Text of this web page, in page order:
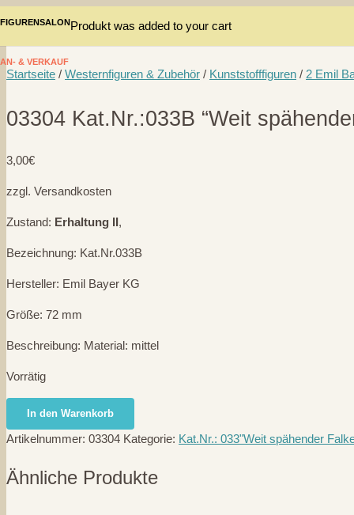
FIGURENSALON
AN- & VERKAUF
Produkt was added to your cart
Startseite / Westernfiguren & Zubehör / Kunststofffiguren / 2 Emil
03304 Kat.Nr.:033B “Weit
3,00€
zzgl. Versandkosten
Zustand: Erhaltung II,
Bezeichnung: Kat.Nr.033B
Hersteller: Emil Bayer KG
Größe: 72 mm
Beschreibung: Material: mittel
Vorrätig
03304
Kat.Nr.:033B
"Weit
Falke"
In den Warenkorb
Artikelnummer: 03304 Kategorie: Kat.Nr.: 033"Weit spähender
Ähnliche Produkte